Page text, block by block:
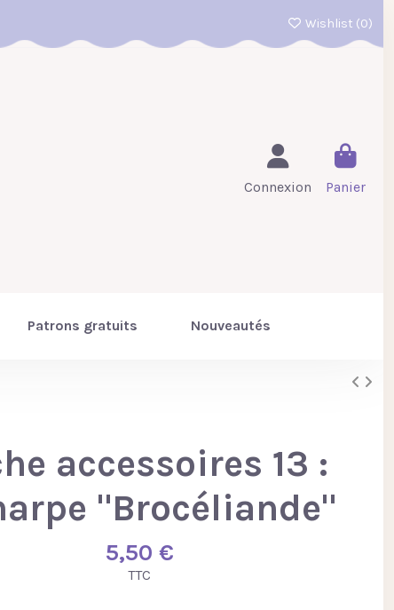
Wishlist (0)
Connexion Panier
Patrons gratuits Nouveautés
accessoires 13 :
"Brocéliande"
5,50 €
TTC